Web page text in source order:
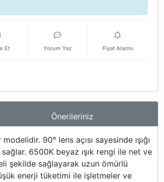
Et Yorum Yaz Fiyat Alarmı
Önerileriniz
90° lens açısı sayesinde ışığı
6500K beyaz ışık rengi ile net ve
şekilde sağlayarak uzun ömürlü
enerji tüketimi ile işletmeler ve